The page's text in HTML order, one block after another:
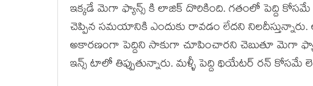
ఇక్కడే మెగా ఫ్యాన్స్ కి లాజిక్ దొరికింది. గతంలో పెద్ది కోసమే
చెప్పిన సమయానికి ఎందుకు రావడం లేదని నిలదీస్తున్నారు.
అకారణంగా పెద్దిని సాకుగా చూపించారని చెబుతూ మెగా
ఇన్స్ టాలో తిప్పుతున్నారు. మళ్ళీ పెద్ది థియేటర్ రన్ కోసమే